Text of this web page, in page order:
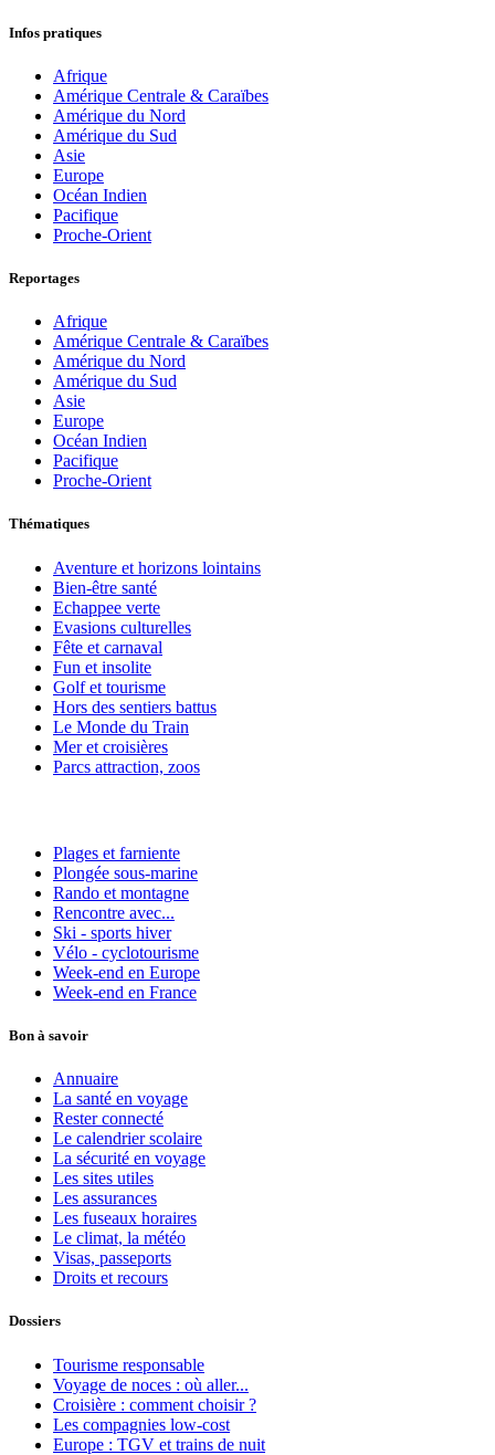
Infos pratiques
Afrique
Amérique Centrale & Caraïbes
Amérique du Nord
Amérique du Sud
Asie
Europe
Océan Indien
Pacifique
Proche-Orient
Reportages
Afrique
Amérique Centrale & Caraïbes
Amérique du Nord
Amérique du Sud
Asie
Europe
Océan Indien
Pacifique
Proche-Orient
Thématiques
Aventure et horizons lointains
Bien-être santé
Echappee verte
Evasions culturelles
Fête et carnaval
Fun et insolite
Golf et tourisme
Hors des sentiers battus
Le Monde du Train
Mer et croisières
Parcs attraction, zoos
Plages et farniente
Plongée sous-marine
Rando et montagne
Rencontre avec...
Ski - sports hiver
Vélo - cyclotourisme
Week-end en Europe
Week-end en France
Bon à savoir
Annuaire
La santé en voyage
Rester connecté
Le calendrier scolaire
La sécurité en voyage
Les sites utiles
Les assurances
Les fuseaux horaires
Le climat, la météo
Visas, passeports
Droits et recours
Dossiers
Tourisme responsable
Voyage de noces : où aller...
Croisière : comment choisir ?
Les compagnies low-cost
Europe : TGV et trains de nuit